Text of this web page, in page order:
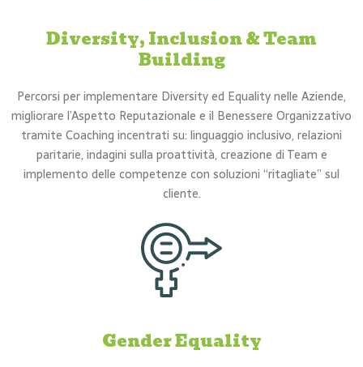
Diversity, Inclusion & Team
Building
Percorsi per implementare Diversity ed Equality nelle Aziende,
migliorare l’Aspetto Reputazionale e il Benessere Organizzativo
tramite Coaching incentrati su: linguaggio inclusivo, relazioni
paritarie, indagini sulla proattività, creazione di Team e
implemento delle competenze con soluzioni “ritagliate” sul
cliente.
Gender Equality